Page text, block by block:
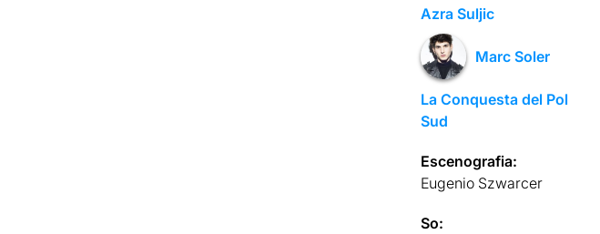
Azra Suljic
Marc Soler
La Conquesta del Pol
Sud
Escenografia:
Eugenio Szwarcer
So: